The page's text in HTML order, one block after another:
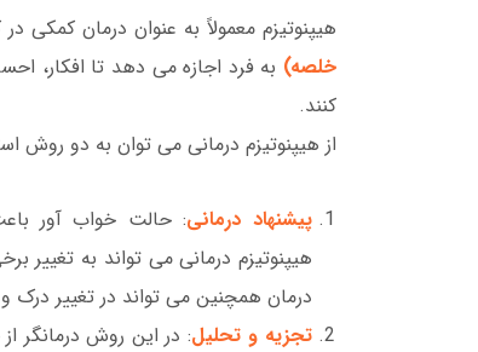
هیپنوتیزم معمولاً به عنوان درمان کمکی
خلصه) به فرد اجازه می دهد تا افکار،
کنند.
از هیپنوتیزم درمانی می توان به دو روش
پیشنهاد درمانی: حالت خواب آور
هیپنوتیزم درمانی می تواند به تغییر
درمان همچنین می تواند در تغییر درک
تجزیه و تحلیل: در این روش درمانگر